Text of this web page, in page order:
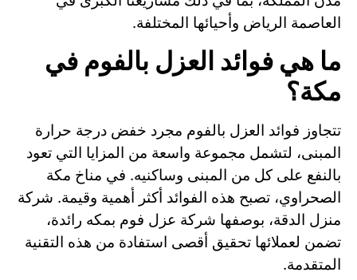
العاصمة الرياض وأحيائها المختلفة.
ما هي فوائد العزل بالفوم في
مكة؟
تتجاوز فوائد العزل بالفوم مجرد خفض درجة حرارة
المبنى، لتشمل مجموعة واسعة من المزايا التي تعود
بالنفع على كل من المبنى وساكنيه. في مناخ مكة
الصحراوي، تصبح هذه الفوائد أكثر أهمية وقيمة. شركة
منزل الدقة، بوصفها شركة عزل فوم بمكه رائدة،
تضمن لعملائها تحقيق أقصى استفادة من هذه التقنية
المتقدمة.